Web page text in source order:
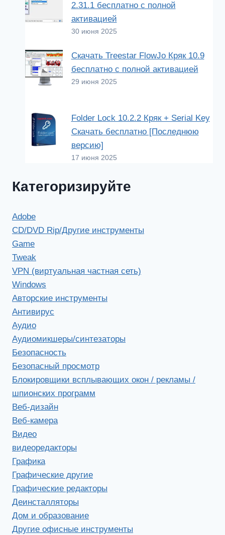
2.31.1 бесплатно с полной
активацией
30 июня 2025
Скачать Treestar FlowJo Кряк 10.9
бесплатно с полной активацией
29 июня 2025
Folder Lock 10.2.2 Кряк + Serial Key
Скачать бесплатно [Последнюю
версию]
17 июня 2025
Категоризируйте
Adobe
CD/DVD Rip/Другие инструменты
Game
Tweak
VPN (виртуальная частная сеть)
Windows
Авторские инструменты
Антивирус
Аудио
Аудиомикшеры/синтезаторы
Безопасность
Безопасный просмотр
Блокировщики всплывающих окон / рекламы /
шпионских программ
Веб-дизайн
Веб-камера
Видео
видеоредакторы
Графика
Графические другие
Графические редакторы
Деинсталляторы
Дом и образование
Другие офисные инструменты